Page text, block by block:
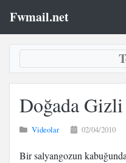
Fwmail.net
Doğada
Videolar 02/04/2010
Bir salyangozun